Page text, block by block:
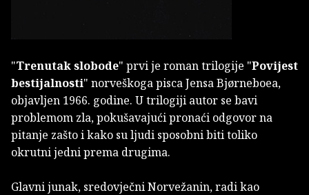
"Trenutak slobode" prvi je roman trilogije "Povijest
bestijalnosti" norveškoga pisca Jensa Bjørneboea,
objavljen 1966. godine. U trilogiji autor se bavi
problemom zla, pokušavajući pronaći odgovor na
pitanje zašto i kako su ljudi sposobni biti toliko
okrutni jedni prema drugima.
Glavni junak, sredovječni Norvežanin, radi kao